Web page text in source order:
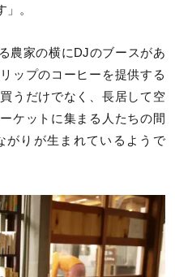
。
農家の横にDJのブースがあ
ップのコーヒーを提供する
うだけでなく、長居して空
ケットに集まる人たちの間
がりが生まれているようで